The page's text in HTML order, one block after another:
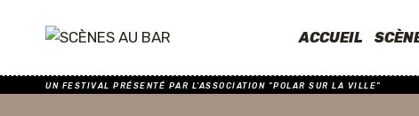
ACCUEIL
UN FESTIVAL PRÉSENTÉ PAR L'ASSOCIATION "POLAR SUR LA VILLE"